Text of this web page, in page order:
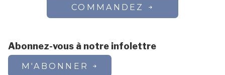
COMMANDEZ
Abonnez-vous à notre infolettre
M'ABONNER